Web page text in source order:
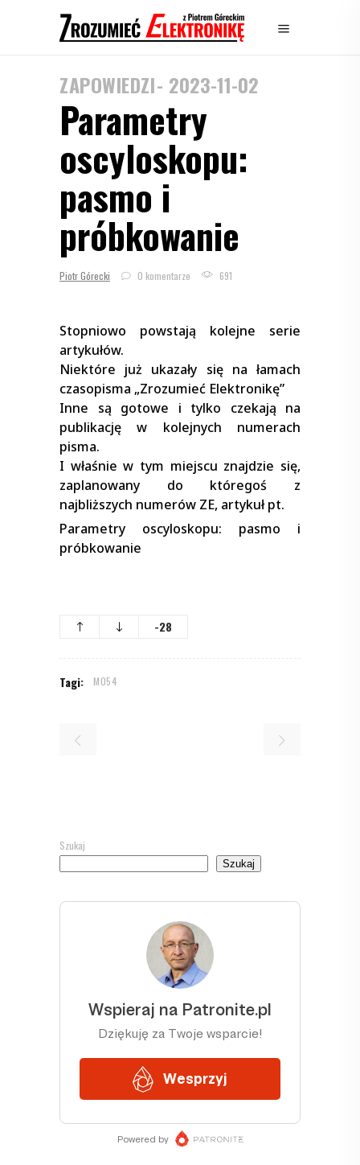
ZAPOWIEDZI 2023-11-02
Parametry
oscyloskopu:
pasmo i
próbkowanie
Piotr Górecki 0 komentarze 691
Stopniowo powstają kolejne serie
artykułów.
Niektóre już ukazały się na łamach
czasopisma „Zrozumieć Elektronikę”
Inne są gotowe i tylko czekają na
publikację w kolejnych numerach
pisma.
I właśnie w tym miejscu znajdzie się,
zaplanowany do któregoś z
najbliższych numerów ZE, artykuł pt.
Parametry oscyloskopu: pasmo i
próbkowanie
-28
Tagi: M054
Szukaj
Szukaj